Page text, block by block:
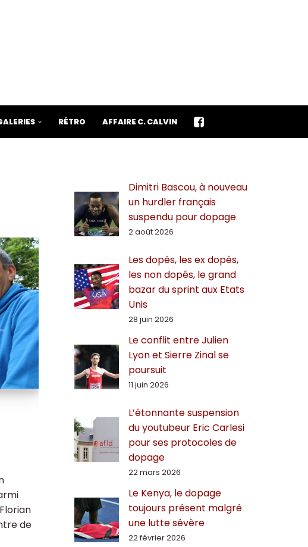
RÉTRO AFFAIRE C. CALVIN
de
Dimitri Bascou, à nouveau
un hurdler français
suspendu pour dopage
2 août 2026
Les dopés, les ex dopés,
les non dopés, le grand
bazar du sprint aux Etats
Unis
28 juin 2026
Le conflit entre Julien
Lyon et Sierre Zinal se
poursuit
11 juin 2026
L’étonnante suspension
du youtubeur Eric Carlesi
pour ses protocoles de
dopage
22 mars 2026
Le Kenya, le dopage
toujours présent malgré
une lutte sévère
22 février 2026